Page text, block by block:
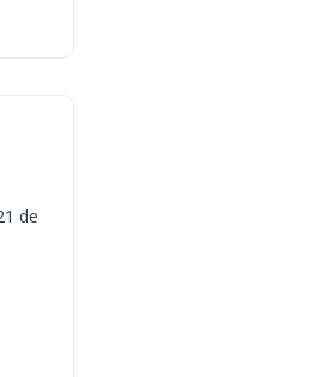
de